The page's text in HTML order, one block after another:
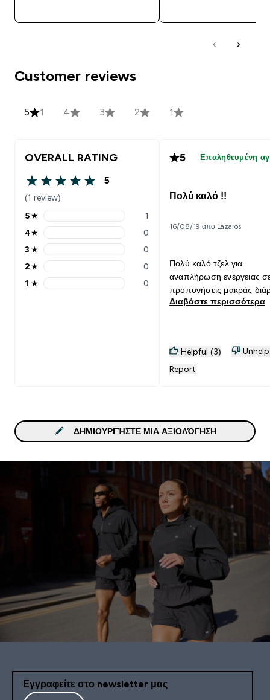
Customer reviews
5 1 4 3 2 1
OVERALL RATING
5 out of 5 stars
5
(1 review)
5 stars rating 1 reviews
5★ 1
4 stars rating 0 reviews
4★ 0
3 stars rating 0 reviews
3 ★ 0
2 stars rating 0 reviews
2★ 0
1 stars rating 0 reviews
1 ★ 0
5 Επαληθευμένη
Πολύ καλό !!
16/08/19 από Lazaros
Πολύ καλό τζελ για
αναπλήρωση ενέργειας
προπονήσεις μακράς
Διαβάστε περισσότερα
Helpful (3)
Report
ΔΗΜΙΟΥΡΓΉΣΤΕ ΜΙΑ ΑΞΙΟΛΌΓΗΣΗ
Εγγραφείτε στο newsletter μας